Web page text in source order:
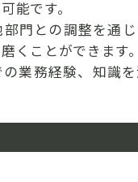
能です。
部門との調整を通
くことができます。
の業務経験、知識